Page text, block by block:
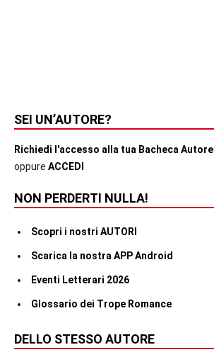
SEI UN’AUTORE?
Richiedi l'accesso alla tua Bacheca Autore
oppure ACCEDI
NON PERDERTI NULLA!
Scopri i nostri AUTORI
Scarica la nostra APP Android
Eventi Letterari 2026
Glossario dei Trope Romance
DELLO STESSO AUTORE